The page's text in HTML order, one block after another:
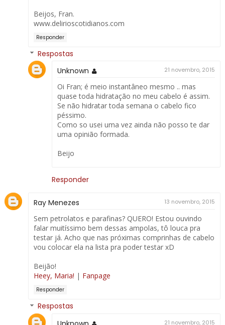
Beijos, Fran.
www.delirioscotidianos.com
Responder
Respostas
Unknown
21 novembro, 2015
Oi Fran; é meio instantâneo mesmo .. mas
quase toda hidratação no meu cabelo é assim.
Se não hidratar toda semana o cabelo fico
péssimo.
Como so usei uma vez ainda não posso te dar
uma opinião formada.
Beijo
Responder
Ray Menezes 13 novembro, 2015
Sem petrolatos e parafinas? QUERO! Estou ouvindo
falar muitíssimo bem dessas ampolas, tô louca pra
testar já. Acho que nas próximas comprinhas de cabelo
vou colocar ela na lista pra poder testar xD
Beijão!
Heey, Maria! | Fanpage
Responder
Respostas
21 novembro, 2015